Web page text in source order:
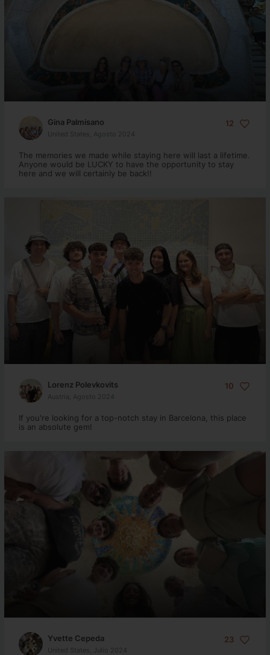
Gina Palmisano 12
United States, Agosto 2024
The memories we made while staying here will last a lifetime.
Anyone would be LUCKY to have the opportunity to stay
here and we will certainly be back!!
Lorenz Polevkovits 10
Austria, Agosto 2024
If you're looking for a top-notch stay in Barcelona, this place
is an absolute gem!
Yvette Cepeda 23
United States, Julio 2024